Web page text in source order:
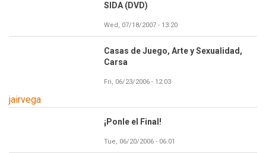
SIDA (DVD)
Wed, 07/18/2007 - 13:20
Casas de Juego, Arte y Sexualidad,
Carsa
Fri, 06/23/2006 - 12:03
jairvega
¡Ponle el Final!
Tue, 06/20/2006 - 06:01